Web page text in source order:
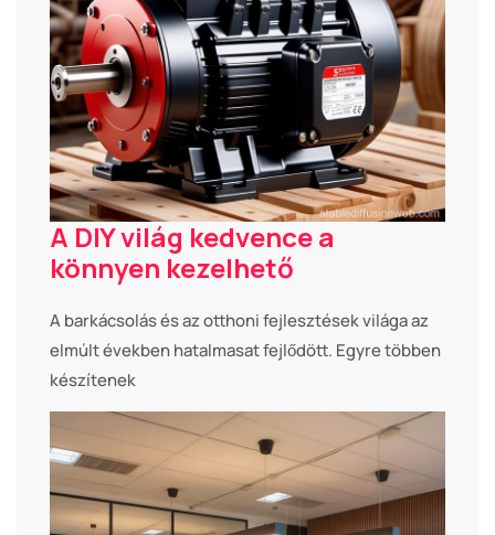
A DIY világ kedvence a
könnyen kezelhető
A barkácsolás és az otthoni fejlesztések világa az
elmúlt években hatalmasat fejlődött. Egyre többen
készítenek